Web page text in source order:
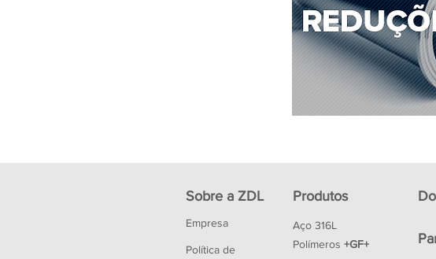
Sobre a ZDL Produtos
Empresa
Política de
Aço 316L
Polímeros +GF+